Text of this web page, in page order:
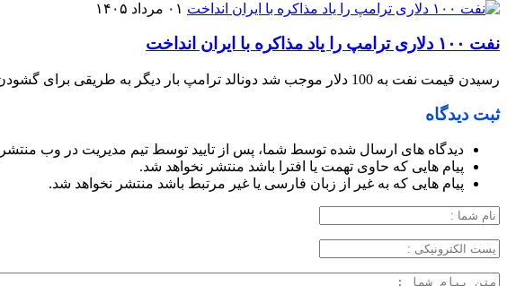
۰۱ مرداد ۱۴۰۵
نفت ۱۰۰ دلاری ترامپ را یاد مذاکره با ایران انداخت
رسیدن قیمت نفت به 100 دلار موجب شد دونالد ترامپ بار دیگر به طریقی برای گشودن باب مذاکره با ایران تلاش کند.
ثبت دیدگاه
دیدگاه های ارسال شده توسط شما، پس از تایید توسط تیم مدیریت در وب
پیام هایی که حاوی تهمت یا افترا باشد منتشر نخواهد شد.
پیام هایی که به غیر از زبان فارسی یا غیر مرتبط باشد منتشر نخواهد شد.